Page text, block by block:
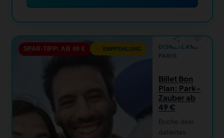
SPAR-TIPP: AB 49 € EMPFEHLUNG
DISNEYLAND
PARIS
Billet Bon
Plan: Park-
Zauber ab
49 €
Buche dein
datiertes
favorite
share